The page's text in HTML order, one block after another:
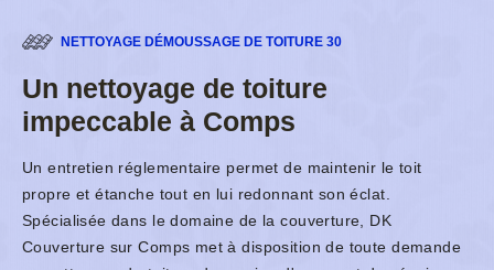
NETTOYAGE DÉMOUSSAGE DE TOITURE 30
Un nettoyage de toiture
impeccable à Comps
Un entretien réglementaire permet de maintenir le toit
propre et étanche tout en lui redonnant son éclat.
Spécialisée dans le domaine de la couverture, DK
Couverture sur Comps met à disposition de toute demande